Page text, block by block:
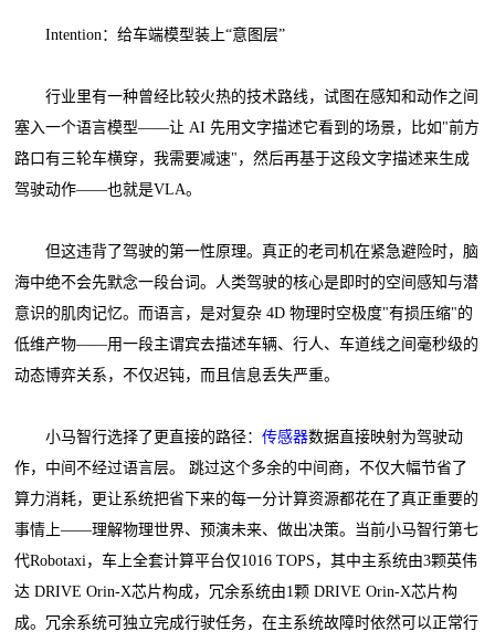
Intention：给车端模型装上“意图层”
行业里有一种曾经比较火热的技术路线，试图在感知和动作之间
塞入一个语言模型——让 AI 先用文字描述它看到的场景，比如"前方
路口有三轮车横穿，我需要减速"，然后再基于这段文字描述来生成
驾驶动作——也就是VLA。
但这违背了驾驶的第一性原理。真正的老司机在紧急避险时，脑
海中绝不会先默念一段台词。人类驾驶的核心是即时的空间感知与潜
意识的肌肉记忆。而语言，是对复杂 4D 物理时空极度"有损压缩"的
低维产物——用一段主谓宾去描述车辆、行人、车道线之间毫秒级的
动态博弈关系，不仅迟钝，而且信息丢失严重。
小马智行选择了更直接的路径：传感器数据直接映射为驾驶动
作，中间不经过语言层。 跳过这个多余的中间商，不仅大幅节省了
算力消耗，更让系统把省下来的每一分计算资源都花在了真正重要的
事情上——理解物理世界、预演未来、做出决策。当前小马智行第七
代Robotaxi，车上全套计算平台仅1016 TOPS，其中主系统由3颗英伟
达 DRIVE Orin-X芯片构成，冗余系统由1颗 DRIVE Orin-X芯片构
成。冗余系统可独立完成行驶任务，在主系统故障时依然可以正常行